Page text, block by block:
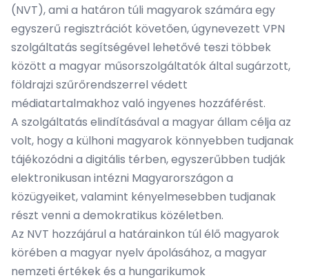
(NVT), ami a határon túli magyarok számára egy
egyszerű regisztrációt követően, úgynevezett VPN
szolgáltatás segítségével lehetővé teszi többek
között a magyar műsorszolgáltatók által sugárzott,
földrajzi szűrőrendszerrel védett
médiatartalmakhoz való ingyenes hozzáférést.
A szolgáltatás elindításával a magyar állam célja az
volt, hogy a külhoni magyarok könnyebben tudjanak
tájékozódni a digitális térben, egyszerűbben tudják
elektronikusan intézni Magyarországon a
közügyeiket, valamint kényelmesebben tudjanak
részt venni a demokratikus közéletben.
Az NVT hozzájárul a határainkon túl élő magyarok
körében a magyar nyelv ápolásához, a magyar
nemzeti értékek és a hungarikumok